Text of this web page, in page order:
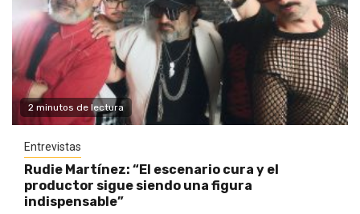
2 minutos de lectura
Entrevistas
Rudie Martínez: “El escenario cura y el
productor sigue siendo una figura
indispensable”